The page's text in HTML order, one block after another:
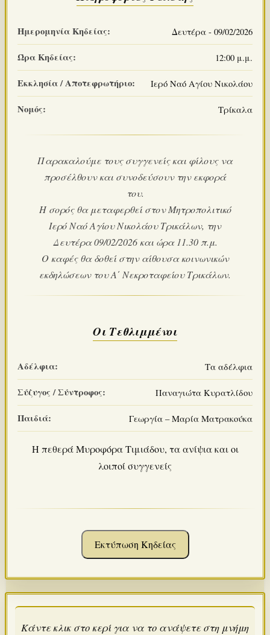
Ημερομηνία Κηδείας: Δευτέρα - 09/02/2026
Ώρα Κηδείας: 12:00 μ.μ.
Εκκλησία / Αποτεφρωτήριο: Ιερό Ναό Αγίου Νικολάου
Νομός: Τρίκαλα
Παρακαλούμε τους συγγενείς και φίλους να
προσέλθουν και συνοδεύσουν την εκφορά
του.
Η σορός θα μεταφερθεί στον Μητροπολιτικό
Ιερό Ναό Αγίου Νικολάου Τρικάλων, την
Δευτέρα 09/02/2026 και ώρα 11.30 π.μ.
Ο καφές θα δοθεί στην αίθουσα κοινωνικών
εκδηλώσεων του Α΄ Νεκροταφείου Τρικάλων.
Οι Τεθλιμμένοι
Αδέλφια: Τα αδέλφια
Σύζυγος / Σύντροφος: Παναγιώτα Κυρατλίδου
Παιδιά: Γεωργία – Μαρία Ματρακούκα
Η πεθερά Μυροφόρα Τιμιάδου, τα ανίψια και οι
λοιποί συγγενείς
Εκτύπωση Κηδείας
Κάντε κλικ στο κερί για να το ανάψετε στη μνήμη